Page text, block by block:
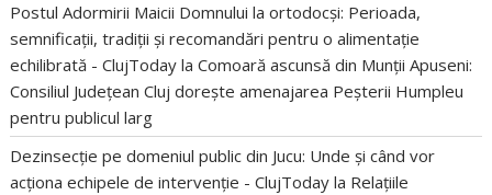
Postul Adormirii Maicii Domnului la ortodocși: Perioada,
semnificații, tradiții și recomandări pentru o alimentație
echilibrată - ClujToday laComoară ascunsă din Munții Apuseni:
Consiliul Județean Cluj dorește amenajarea Peșterii Humpleu
pentru publicul larg
Dezinsecție pe domeniul public din Jucu: Unde și când vor
acționa echipele de intervenție - ClujToday la Relațiile